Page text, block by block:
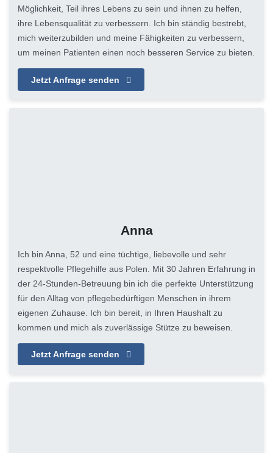
Möglichkeit, Teil ihres Lebens zu sein und ihnen zu helfen,
ihre Lebensqualität zu verbessern. Ich bin ständig bestrebt,
mich weiterzubilden und meine Fähigkeiten zu verbessern,
um meinen Patienten einen noch besseren Service zu bieten.
Jetzt Anfrage senden
Anna
Ich bin Anna, 52 und eine tüchtige, liebevolle und sehr
respektvolle Pflegehilfe aus Polen. Mit 30 Jahren Erfahrung in
der 24-Stunden-Betreuung bin ich die perfekte Unterstützung
für den Alltag von pflegebedürftigen Menschen in ihrem
eigenen Zuhause. Ich bin bereit, in Ihren Haushalt zu
kommen und mich als zuverlässige Stütze zu beweisen.
Jetzt Anfrage senden